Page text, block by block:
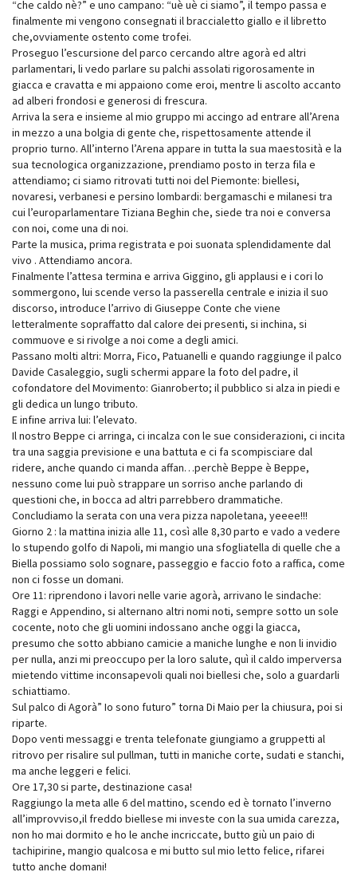
“che caldo nè?” e uno campano: “uè uè ci siamo”, il tempo passa e
finalmente mi vengono consegnati il braccialetto giallo e il libretto
che,ovviamente ostento come trofei.
Proseguo l’escursione del parco cercando altre agorà ed altri
parlamentari, li vedo parlare su palchi assolati rigorosamente in
giacca e cravatta e mi appaiono come eroi, mentre li ascolto accanto
ad alberi frondosi e generosi di frescura.
Arriva la sera e insieme al mio gruppo mi accingo ad entrare all’Arena
in mezzo a una bolgia di gente che, rispettosamente attende il
proprio turno. All’interno l’Arena appare in tutta la sua maestosità e la
sua tecnologica organizzazione, prendiamo posto in terza fila e
attendiamo; ci siamo ritrovati tutti noi del Piemonte: biellesi,
novaresi, verbanesi e persino lombardi: bergamaschi e milanesi tra
cui l’europarlamentare Tiziana Beghin che, siede tra noi e conversa
con noi, come una di noi.
Parte la musica, prima registrata e poi suonata splendidamente dal
vivo . Attendiamo ancora.
Finalmente l’attesa termina e arriva Giggino, gli applausi e i cori lo
sommergono, lui scende verso la passerella centrale e inizia il suo
discorso, introduce l’arrivo di Giuseppe Conte che viene
letteralmente sopraffatto dal calore dei presenti, si inchina, si
commuove e si rivolge a noi come a degli amici.
Passano molti altri: Morra, Fico, Patuanelli e quando raggiunge il palco
Davide Casaleggio, sugli schermi appare la foto del padre, il
cofondatore del Movimento: Gianroberto; il pubblico si alza in piedi e
gli dedica un lungo tributo.
E infine arriva lui: l’elevato.
Il nostro Beppe ci arringa, ci incalza con le sue considerazioni, ci incita
tra una saggia previsione e una battuta e ci fa scompisciare dal
ridere, anche quando ci manda affan…perchè Beppe è Beppe,
nessuno come lui può strappare un sorriso anche parlando di
questioni che, in bocca ad altri parrebbero drammatiche.
Concludiamo la serata con una vera pizza napoletana, yeeee!!!
Giorno 2 : la mattina inizia alle 11, così alle 8,30 parto e vado a vedere
lo stupendo golfo di Napoli, mi mangio una sfogliatella di quelle che a
Biella possiamo solo sognare, passeggio e faccio foto a raffica, come
non ci fosse un domani.
Ore 11: riprendono i lavori nelle varie agorà, arrivano le sindache:
Raggi e Appendino, si alternano altri nomi noti, sempre sotto un sole
cocente, noto che gli uomini indossano anche oggi la giacca,
presumo che sotto abbiano camicie a maniche lunghe e non li invidio
per nulla, anzi mi preoccupo per la loro salute, quì il caldo imperversa
mietendo vittime inconsapevoli quali noi biellesi che, solo a guardarli
schiattiamo.
Sul palco di Agorà” Io sono futuro” torna Di Maio per la chiusura, poi si
riparte.
Dopo venti messaggi e trenta telefonate giungiamo a gruppetti al
ritrovo per risalire sul pullman, tutti in maniche corte, sudati e stanchi,
ma anche leggeri e felici.
Ore 17,30 si parte, destinazione casa!
Raggiungo la meta alle 6 del mattino, scendo ed è tornato l’inverno
all’improvviso,il freddo biellese mi investe con la sua umida carezza,
non ho mai dormito e ho le anche incriccate, butto giù un paio di
tachipirine, mangio qualcosa e mi butto sul mio letto felice, rifarei
tutto anche domani!